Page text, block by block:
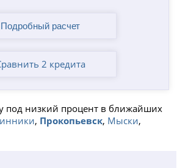
2 кредита
под низкий процент в ближайших
, Прокопьевск, Мыски,